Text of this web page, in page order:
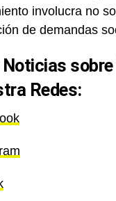
involucra no
de demandas
Redes: